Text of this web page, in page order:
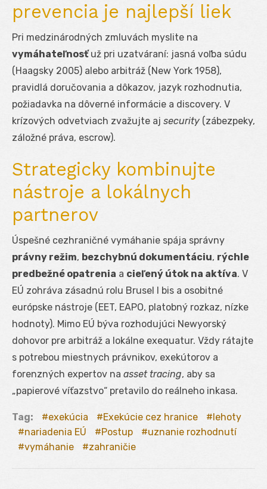
prevencia je najlepší liek
Pri medzinárodných zmluvách myslite na
vymáhateľnosťuž pri uzatváraní: jasná voľba súdu
(Haagsky 2005) alebo arbitráž (New York 1958),
pravidlá doručovania a dôkazov, jazyk rozhodnutia,
požiadavka na dôverné informácie a discovery. V
krízových odvetviach zvažujte aj security (zábezpeky,
záložné práva, escrow).
Strategicky kombinujte
nástroje a lokálnych
partnerov
Úspešné cezhraničné vymáhanie spája správny
právny režim, bezchybnú dokumentáciu, rýchle
predbežné opatrenia a cieľený útok na aktíva. V
EÚ zohráva zásadnú rolu Brusel I bis a osobitné
európske nástroje (EET, EAPO, platobný rozkaz, nízke
hodnoty). Mimo EÚ býva rozhodujúci Newyorský
dohovor pre arbitráž a lokálne exequatur. Vždy rátajte
s potrebou miestnych právnikov, exekútorov a
forenzných expertov na asset tracing, aby sa
„papierové víťazstvo“ pretavilo do reálneho inkasa.
Tag: exekúcia Exekúcie cez hranice
lehoty
nariadenia EÚ
Postup
uznanie rozhodnutí
vymáhanie
zahraničie